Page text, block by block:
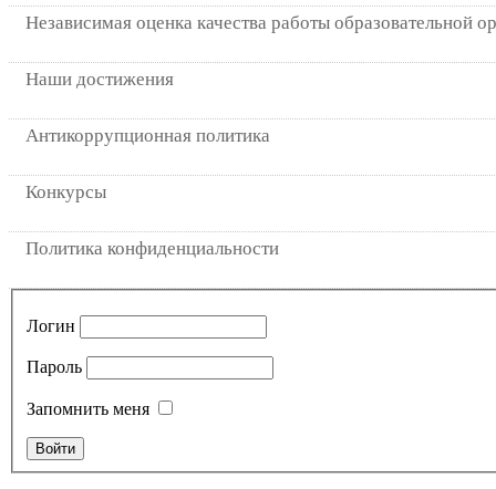
Независимая оценка качества работы образовательной
Наши достижения
Антикоррупционная политика
Конкурсы
Политика конфиденциальности
Логин
Пароль
Запомнить меня